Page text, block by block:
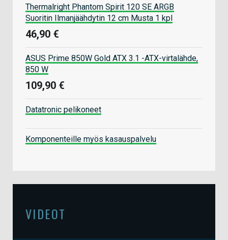
Thermalright Phantom Spirit 120 SE ARGB
Suoritin Ilmanjäähdytin 12 cm Musta 1 kpl
46,90 €
ASUS Prime 850W Gold ATX 3.1 -ATX-virtalähde,
850 W
109,90 €
Datatronic pelikoneet
Komponenteille myös kasauspalvelu
VIDEOT